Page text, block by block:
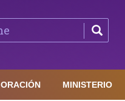
ORACIÓN MINISTERIO